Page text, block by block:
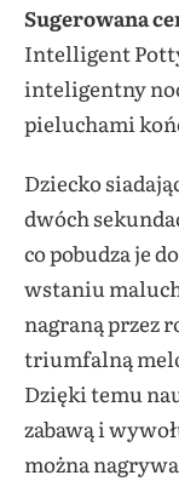
Sugerowana
Intelligent
inteligentny
pieluchami
Dziecko
dwóch
co pobudza je
wstaniu
nagraną przez
triumfalną
Dzięki temu
zabawą i
można